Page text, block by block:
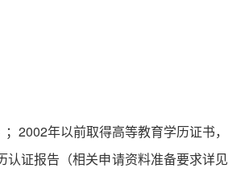
2002年以前取得高等教育学历证书，
证报告（相关申请资料准备要求详见